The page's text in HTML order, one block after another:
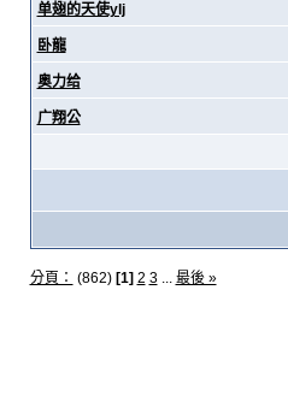
单翅的天使ylj
卧龍
奥力给
广翔公
分頁： (862) [1] 2 3... 最後 »